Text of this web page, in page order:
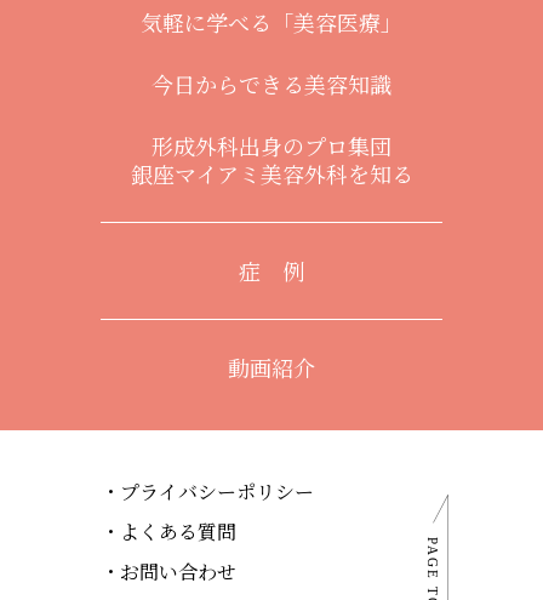
気軽に学べる「美容医療」
今日からできる美容知識
形成外科出身のプロ集団
銀座マイアミ美容外科を知る
症 例
動画紹介
プライバシーポリシー
よくある質問
お問い合わせ